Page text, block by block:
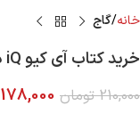
خانه گاج
خرید کتاب آی کیو iQ دین و زندگی جامع کنکور 1401 نشر گاج
210,000 تومان 178,000